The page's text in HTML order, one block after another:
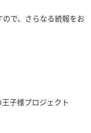
で、さらなる続報をお
子様プロジェクト